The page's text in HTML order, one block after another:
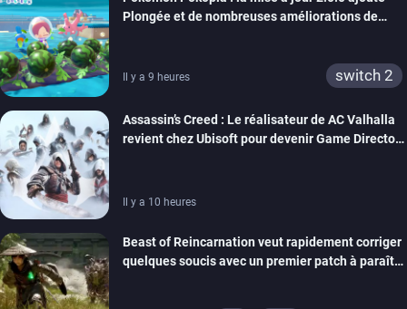
Plongée et de nombreuses améliorations de
Il y a 9 heures switch 2
Assassin’s Creed : Le réalisateur de AC Valhalla
revient chez Ubisoft pour devenir Game Director
Il y a 10 heures
Beast of Reincarnation veut rapidement corriger
quelques soucis avec un premier patch à paraître